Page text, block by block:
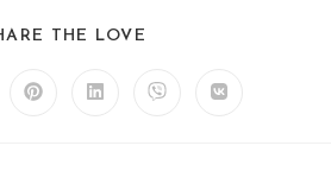
THE LOVE
Opens Opens Opens Opens